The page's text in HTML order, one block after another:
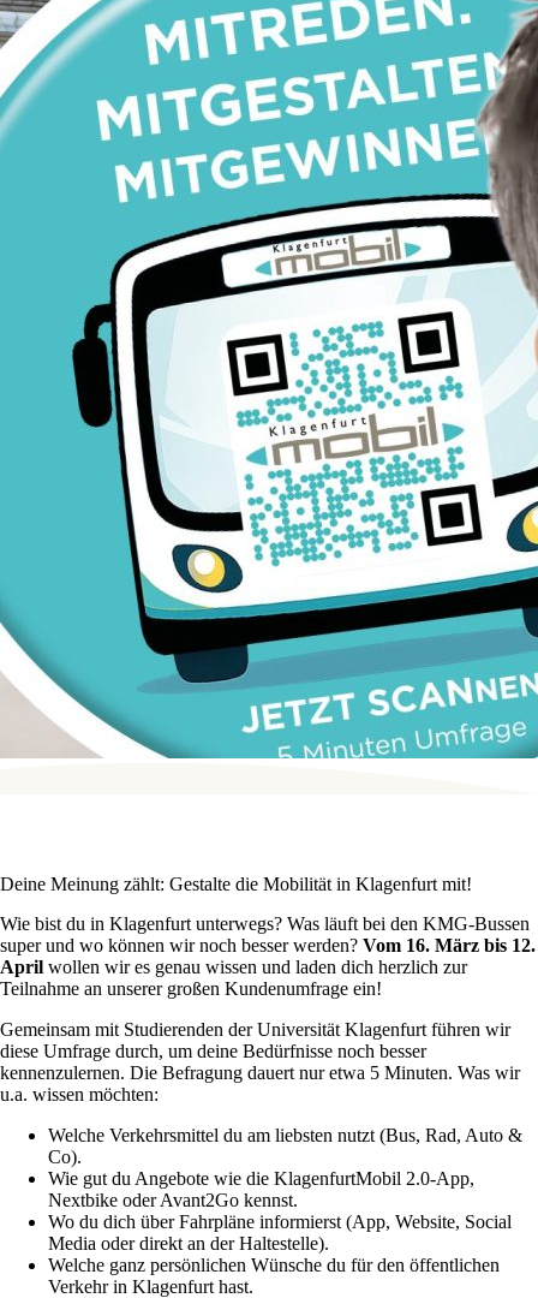
KMG-Busschule
Barrierefreie Mobilität
Busverkehr im Blackout-Fall
Buswerbung
Formulare
Parkraum-Management
Nützliche Links
Heiligengeistplatz 12
9020 Klagenfurt am Wörthersee
Öffnungszeiten: Mo-Fr 6:30 – 14:30 Uhr
kundenservice@k-m-g.at
+43 463 521 5420 (Mo-Do 8:00 – 15:00 Uhr, Fr 8:00 –
Deine Meinung zählt: Gestalte die Mobilität in Klagenfurt mit!
Wie bist du in Klagenfurt unterwegs? Was läuft bei den KMG-Bussen
super und wo können wir noch besser werden? Vom 16. März bis 12.
April wollen wir es genau wissen und laden dich herzlich zur
Teilnahme an unserer großen Kundenumfrage ein!
Gemeinsam mit Studierenden der Universität Klagenfurt führen wir
diese Umfrage durch, um deine Bedürfnisse noch besser
kennenzulernen. Die Befragung dauert nur etwa 5 Minuten. Was wir
u.a. wissen möchten:
Welche Verkehrsmittel du am liebsten nutzt (Bus, Rad, Auto &
Co).
Wie gut du Angebote wie die KlagenfurtMobil 2.0-App,
Nextbike oder Avant2Go kennst.
Wo du dich über Fahrpläne informierst (App, Website, Social
Media oder direkt an der Haltestelle).
Welche ganz persönlichen Wünsche du für den öffentlichen
Verkehr in Klagenfurt hast.